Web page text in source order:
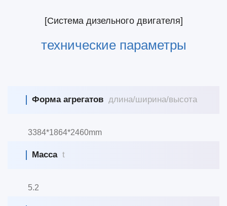
[Система дизельного двигателя]
технические параметры
Форма агрегатов длина/ширина/высота
3384*1864*2460mm
Масса t
5.2